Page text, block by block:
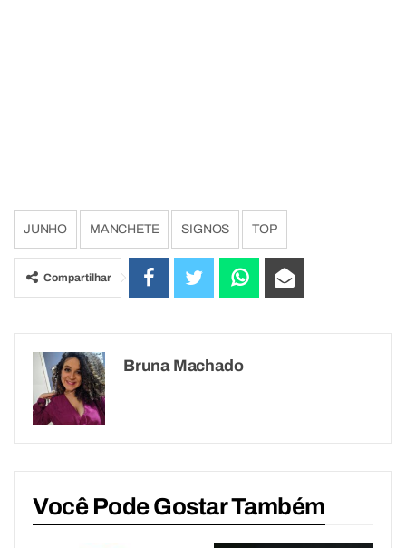
JUNHO MANCHETE SIGNOS TOP
Compartilhar
Bruna Machado
Você Pode Gostar Também